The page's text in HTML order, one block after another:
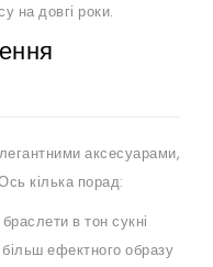
на довгі роки.
аксесуарами,
кілька порад:
в тон сукні
ефектного образу